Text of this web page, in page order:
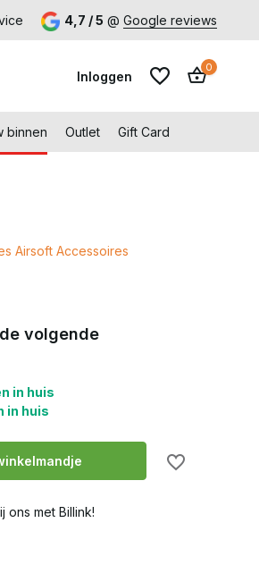
verzending vanaf €99,- Bezoek
4,7 / 5 @ Google reviews
Inloggen
0
binnen Outlet Gift Card
Airsoft Accessoires
volgende
in huis
in huis
ons met Billink!